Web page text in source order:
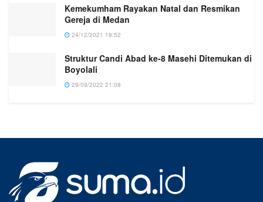
Kemekumham Rayakan Natal dan Resmikan
Gereja di Medan
24/12/2021 18:52
Struktur Candi Abad ke-8 Masehi Ditemukan di
Boyolali
29/09/2022 21:08